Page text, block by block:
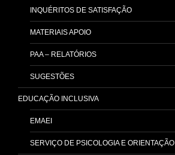
INQUÉRITOS DE SATISFAÇÃO
MATERIAIS APOIO
PAA – RELATÓRIOS
SUGESTÕES
EDUCAÇÃO INCLUSIVA
EMAEI
SERVIÇO DE PSICOLOGIA E